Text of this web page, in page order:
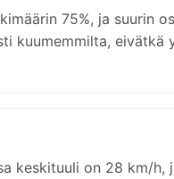
75%, ja suurin
kuumemmilta, eivätkä
keskituuli on 28 km/h,